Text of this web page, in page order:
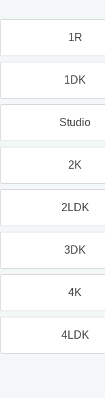
1R
1DK
Studio
2K
2LDK
3DK
4K
4LDK